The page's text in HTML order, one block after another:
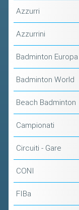
Azzurri
Azzurrini
Badminton Europa
Badminton World
Beach Badminton
Campionati
Circuiti - Gare
CONI
FIBa